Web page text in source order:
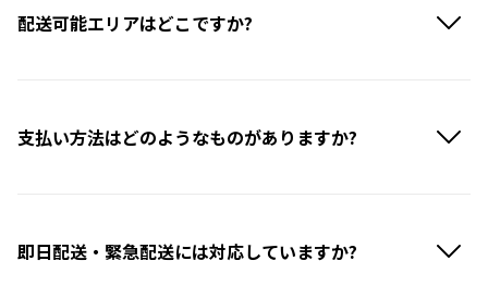
配送可能エリアはどこですか?
支払い方法はどのようなものがありますか?
即日配送・緊急配送には対応していますか?